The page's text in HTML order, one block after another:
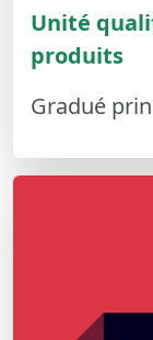
Unité
produits
Gradué